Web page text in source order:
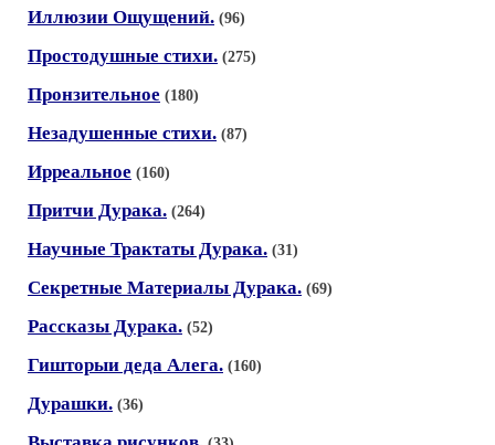
Иллюзии Ощущений. (96)
Простодушные стихи. (275)
Пронзительное (180)
Незадушенные стихи. (87)
Ирреальное (160)
Притчи Дурака. (264)
Научные Трактаты Дурака. (31)
Секретные Материалы Дурака. (69)
Рассказы Дурака. (52)
Гишторыи деда Алега. (160)
Дурашки. (36)